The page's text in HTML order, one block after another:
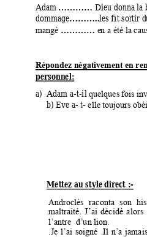
Adam ………… Dieu donna la
dommage………..les fit sortir d
mangé ………… en a été la ca
Répondez négativement en
personnel:
a) Adam a-t-il quelques fois
b) Eve a- t- elle toujours
Mettez au style direct :-
Androclès raconta son
maltraité. J’ai décidé alors
l’antre  d’un lion.
.Je l’ai soigné .Il n’a jamais